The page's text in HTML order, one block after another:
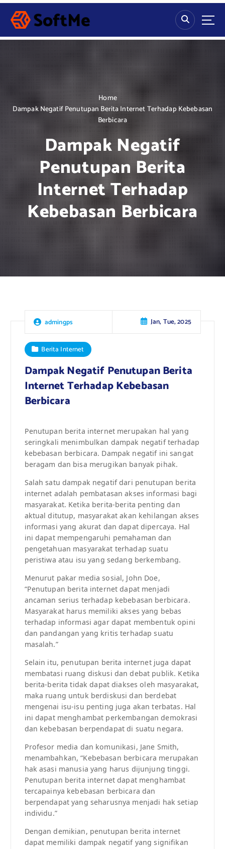
S
p
Home
Dampak Negatif Penutupan Berita Internet Terhadap Kebebasan
Berbicara
Dampak Negatif
Penutupan Berita
Internet Terhadap
Kebebasan Berbicara
admingps Jan, Tue, 2025
Berita Internet
Dampak Negatif Penutupan Berita
Internet Terhadap Kebebasan
Berbicara
Penutupan berita internet merupakan hal yang
seringkali menimbulkan dampak negatif terhadap
kebebasan berbicara. Dampak negatif ini sangat
beragam dan bisa merugikan banyak pihak.
Salah satu dampak negatif dari penutupan berita
internet adalah pembatasan akses informasi bagi
masyarakat. Ketika berita-berita penting dan
aktual ditutup, masyarakat akan kehilangan akses
informasi yang akurat dan dapat dipercaya. Hal
ini dapat mempengaruhi pemahaman dan
pengetahuan masyarakat terhadap suatu
peristiwa atau isu yang sedang berkembang.
Menurut pakar media sosial, John Doe,
“Penutupan berita internet dapat menjadi
ancaman serius terhadap kebebasan berbicara.
Masyarakat harus memiliki akses yang bebas
terhadap informasi agar dapat membentuk opini
dan pandangan yang kritis terhadap suatu
masalah.”
Selain itu, penutupan berita internet juga dapat
membatasi ruang diskusi dan debat publik. Ketika
berita-berita tidak dapat diakses oleh masyarakat,
maka ruang untuk berdiskusi dan berdebat
mengenai isu-isu penting juga akan terbatas. Hal
ini dapat menghambat perkembangan demokrasi
dan kebebasan berpendapat di suatu negara.
Profesor media dan komunikasi, Jane Smith,
menambahkan, “Kebebasan berbicara merupakan
hak asasi manusia yang harus dijunjung tinggi.
Penutupan berita internet dapat menghambat
tercapainya kebebasan berbicara dan
berpendapat yang seharusnya menjadi hak setiap
individu.”
Dengan demikian, penutupan berita internet
dapat memiliki dampak negatif yang signifikan